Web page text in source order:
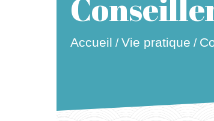
Accueil /Vie pratique /